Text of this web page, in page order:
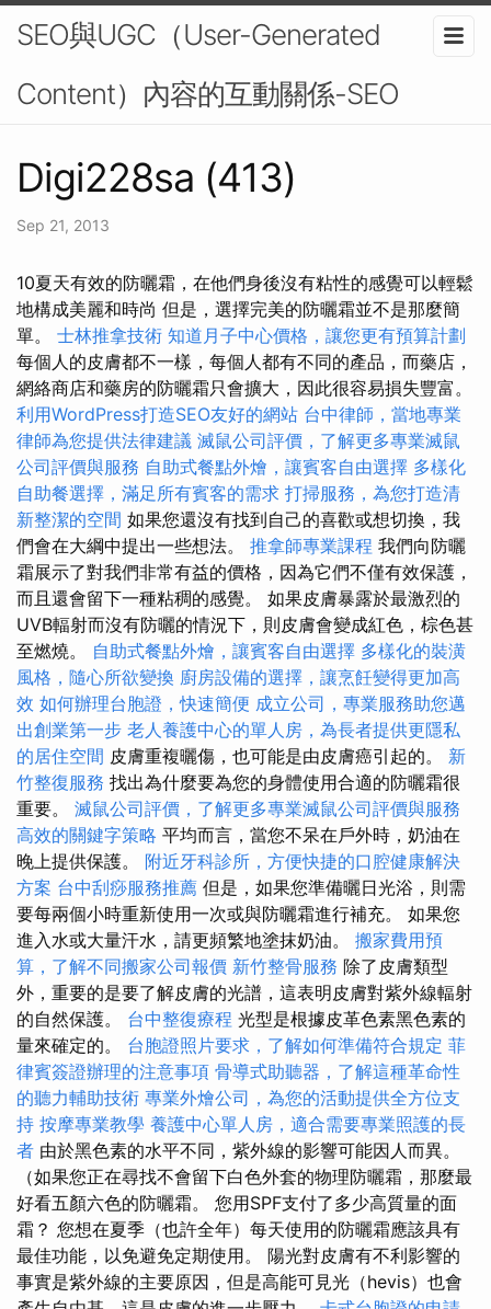
SEO與UGC（User-Generated
Content）內容的互動關係-SEO
Digi228sa (413)
Sep 21, 2013
10夏天有效的防曬霜，在他們身後沒有粘性的感覺可以輕鬆
地構成美麗和時尚 但是，選擇完美的防曬霜並不是那麼簡
單。 士林推拿技術 知道月子中心價格，讓您更有預算計劃
每個人的皮膚都不一樣，每個人都有不同的產品，而藥店，
網絡商店和藥房的防曬霜只會擴大，因此很容易損失豐富。
利用WordPress打造SEO友好的網站 台中律師，當地專業
律師為您提供法律建議 滅鼠公司評價，了解更多專業滅鼠
公司評價與服務 自助式餐點外燴，讓賓客自由選擇 多樣化
自助餐選擇，滿足所有賓客的需求 打掃服務，為您打造清
新整潔的空間 如果您還沒有找到自己的喜歡或想切換，我
們會在大綱中提出一些想法。 推拿師專業課程 我們向防曬
霜展示了對我們非常有益的價格，因為它們不僅有效保護，
而且還會留下一種粘稠的感覺。 如果皮膚暴露於最激烈的
UVB輻射而沒有防曬的情況下，則皮膚會變成紅色，棕色甚
至燃燒。 自助式餐點外燴，讓賓客自由選擇 多樣化的裝潢
風格，隨心所欲變換 廚房設備的選擇，讓烹飪變得更加高
效 如何辦理台胞證，快速簡便 成立公司，專業服務助您邁
出創業第一步 老人養護中心的單人房，為長者提供更隱私
的居住空間 皮膚重複曬傷，也可能是由皮膚癌引起的。 新
竹整復服務 找出為什麼要為您的身體使用合適的防曬霜很
重要。 滅鼠公司評價，了解更多專業滅鼠公司評價與服務
高效的關鍵字策略 平均而言，當您不呆在戶外時，奶油在
晚上提供保護。 附近牙科診所，方便快捷的口腔健康解決
方案 台中刮痧服務推薦 但是，如果您準備曬日光浴，則需
要每兩個小時重新使用一次或與防曬霜進行補充。 如果您
進入水或大量汗水，請更頻繁地塗抹奶油。 搬家費用預
算，了解不同搬家公司報價 新竹整骨服務 除了皮膚類型
外，重要的是要了解皮膚的光譜，這表明皮膚對紫外線輻射
的自然保護。 台中整復療程 光型是根據皮革色素黑色素的
量來確定的。 台胞證照片要求，了解如何準備符合規定 菲
律賓簽證辦理的注意事項 骨導式助聽器，了解這種革命性
的聽力輔助技術 專業外燴公司，為您的活動提供全方位支
持 按摩專業教學 養護中心單人房，適合需要專業照護的長
者 由於黑色素的水平不同，紫外線的影響可能因人而異。
（如果您正在尋找不會留下白色外套的物理防曬霜，那麼最
好看五顏六色的防曬霜。 您用SPF支付了多少高質量的面
霜？ 您想在夏季（也許全年）每天使用的防曬霜應該具有
最佳功能，以免避免定期使用。 陽光對皮膚有不利影響的
事實是紫外線的主要原因，但是高能可見光（hevis）也會